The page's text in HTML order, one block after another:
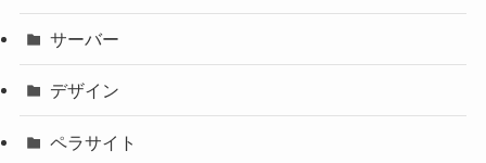
サーバー
デザイン
ペラサイト